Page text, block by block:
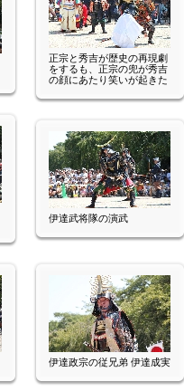
正宗と秀吉が歴史の再現劇
をするも、正宗の兜が秀吉
の顔にあたり笑いが起きた
伊達武将隊の演武
伊達政宗の従兄弟 伊達成実